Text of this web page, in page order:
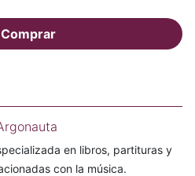
Comprar
en libros, partituras y
con la música.